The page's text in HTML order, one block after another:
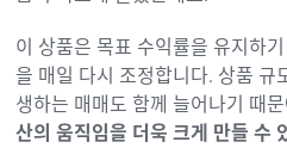
이 상품은 목표 수익률을 유지하
을 매일 다시 조정합니다. 상품 규
생하는 매매도 함께 늘어나기 때
산의 움직임을 더욱 크게 만들 수